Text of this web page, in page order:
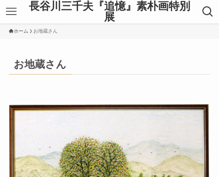
長谷川三千夫『追憶』素朴画特別
展
ホーム お地蔵さん
お地蔵さん